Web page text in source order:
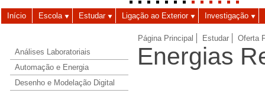
Palavra-chave
Início Escola Estudar Ligação ao Exterior Investigação
Análises Laboratoriais
Automação e Energia
Desenho e Modelação Digital
Página Principal Estudar Oferta
Energias